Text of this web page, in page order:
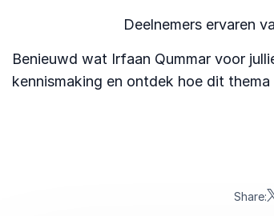
Deelnemers ervaren
Benieuwd wat Irfaan Qummar voor
kennismaking en ontdek hoe dit
Share: